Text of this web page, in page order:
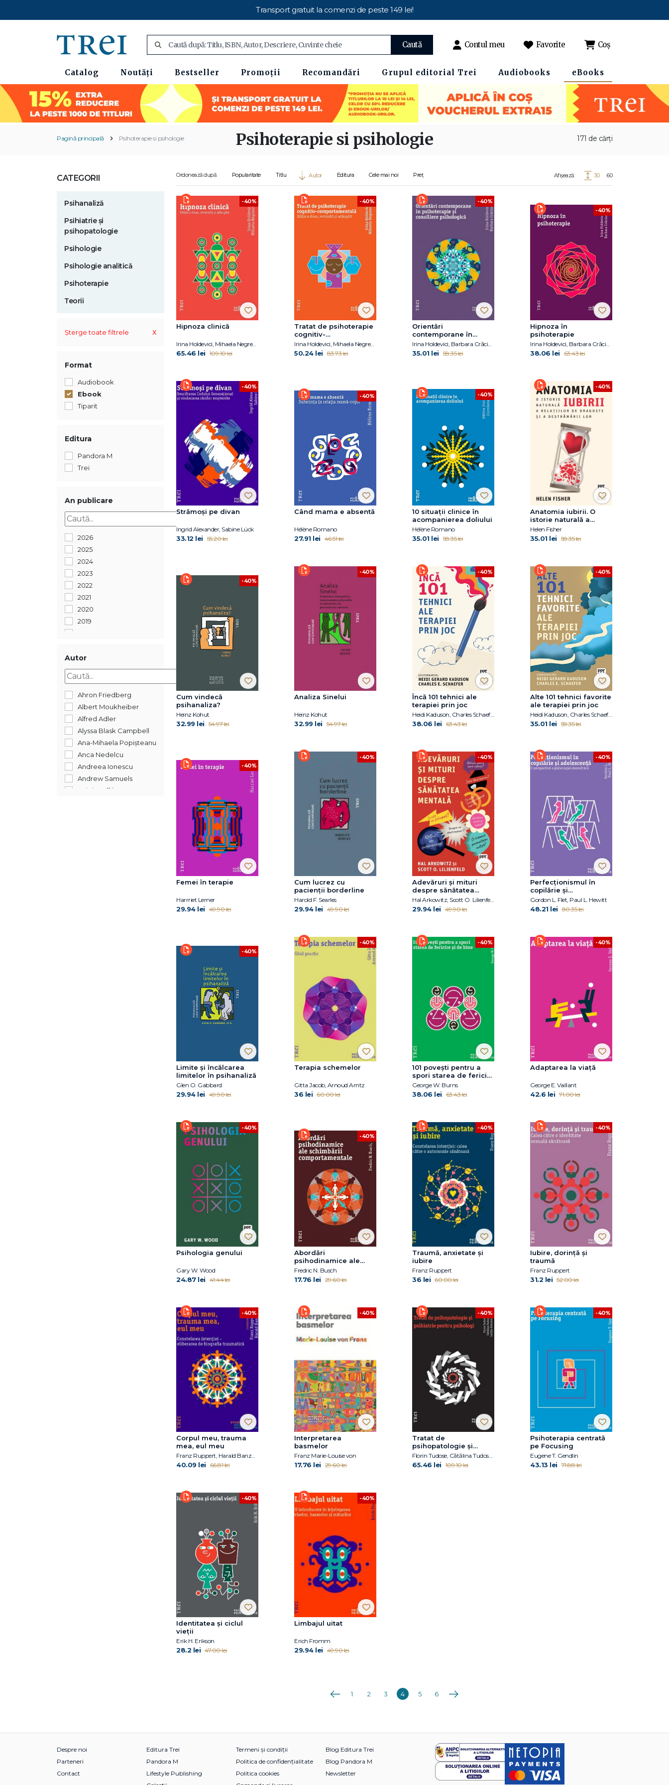
Transport gratuit la comenzi de peste 149 lei!
Caută Contul meu Favorite Coș
Catalog Noutăți Bestseller Promoții Recomandări Grupul editorial Trei Audiobooks eBooks
Pagină principală Psihoterapie si psihologie 171 de cărți
Psihoterapie si psihologie
CATEGORII
Psihanaliză
Psihiatrie și
psihopatologie
Psihologie
Psihologie analitică
Psihoterapie
Teorii
Șterge toate filtrele x
Format
Audiobook
Ebook
Tiparit
Editura
Pandora M
Trei
An publicare
2026
2025
2024
2023
2022
2021
2020
2019
2016
2014
2013
2012
2011
2010
2008
2007
2006
2005
2004
1900
Autor
Ahron Friedberg
Albert Moukheiber
Alfred Adler
Alyssa Blask Campbell
Ana-Mihaela Popișteanu
Anca Nedelcu
Andreea Ionescu
Andrew Samuels
Aniela Jaffé
Judith Grisel
Julia Samuel
Julie Schwartz Gottman
Karen Bateson
Ordonează după: Popularitate Titlu Autor Editura Cele mai noi Preț Afișează: 30 60
-40%
Hipnoza clinică
Irina Holdevici, Mihaela Negrescu
65.46 lei 109.10 lei
-40%
Tratat de psihoterapie
cognitiv-
comportamentală
Irina Holdevici, Mihaela Negrescu
50.24 lei 83.73 lei
-40%
Orientări
contemporane în
psihoterapie și
consiliere psihologică
Irina Holdevici, Barbara Crăciun
35.01 lei 58.35 lei
-40%
Hipnoza în
psihoterapie
Irina Holdevici, Barbara Crăciun
38.06 lei 63.43 lei
-40%
Strămoși pe divan
Ingrid Alexander, Sabine Lück
33.12 lei 55.20 lei
-40%
Când mama e absentă
Hélène Romano
27.91 lei 46.51 lei
-40%
10 situații clinice în
acompanierea doliului
Hélène Romano
35.01 lei 58.35 lei
-40%
Anatomia iubirii. O
istorie naturală a
relațiilor de dragoste
și a destrămării lor
Helen Fisher
35.01 lei 58.35 lei
-40%
Cum vindecă
psihanaliza?
Heinz Kohut
32.99 lei 54.97 lei
-40%
Analiza Sinelui
Heinz Kohut
32.99 lei 54.97 lei
-40%
Încă 101 tehnici ale
terapiei prin joc
Heidi Kaduson, Charles Schaefer
38.06 lei 63.43 lei
-40%
Alte 101 tehnici favorite
ale terapiei prin joc
Heidi Kaduson, Charles Schaefer
35.01 lei 58.35 lei
-40%
Femei în terapie
Harrriet Lerner
29.94 lei 49.90 lei
-40%
Cum lucrez cu
pacienții borderline
Harold F. Searles
29.94 lei 49.90 lei
-40%
Adevăruri și mituri
despre sănătatea
mentală
Hal Arkowitz, Scott O. Lilienfeld
29.94 lei 49.90 lei
-40%
Perfecționismul în
copilărie și
adolescență
Gordon L. Flet, Paul L. Hewitt
48.21 lei 80.35 lei
-40%
Limite și încălcarea
limitelor în psihanaliză
Glen O. Gabbard
29.94 lei 49.90 lei
-40%
Terapia schemelor
Gitta Jacob, Arnoud Arntz
36 lei 60.00 lei
-40%
101 povești pentru a
spori starea de fericire
și de bine
George W. Burns
38.06 lei 63.43 lei
-40%
Adaptarea la viață
George E. Vaillant
42.6 lei 71.00 lei
-40%
Psihologia genului
Gary W. Wood
24.87 lei 41.44 lei
-40%
Abordări
psihodinamice ale
schimbării
comportamentale
Fredric N. Busch
17.76 lei 29.60 lei
-40%
Traumă, anxietate și
iubire
Franz Ruppert
36 lei 60.00 lei
-40%
Iubire, dorință și
traumă
Franz Ruppert
31.2 lei 52.00 lei
-40%
Corpul meu, trauma
mea, eul meu
Franz Ruppert, Harald Banzhaf
40.09 lei 66.81 lei
-40%
Interpretarea
basmelor
Franz Marie-Louise von
17.76 lei 29.60 lei
-40%
Tratat de
psihopatologie şi
psihiatrie pentru
psihologi
Florin Tudose, Cătălina Tudose, Letiţia Dobranici
65.46 lei 109.10 lei
-40%
Psihoterapia centrată
pe Focusing
Eugene T. Gendlin
43.13 lei 71.88 lei
-40%
Identitatea și ciclul
vieții
Erik H. Erikson
28.2 lei 47.00 lei
-40%
Limbajul uitat
Erich Fromm
29.94 lei 49.90 lei
Anterioara
1 2 3 4 5 6 Următoarea
Despre noi
Parteneri
Contact
Editura Trei
Pandora M
Lifestyle Publishing
Termeni și condiții
Politica de confidențialitate
Politica cookies
Blog Editura Trei
Blog Pandora M
Newsletter